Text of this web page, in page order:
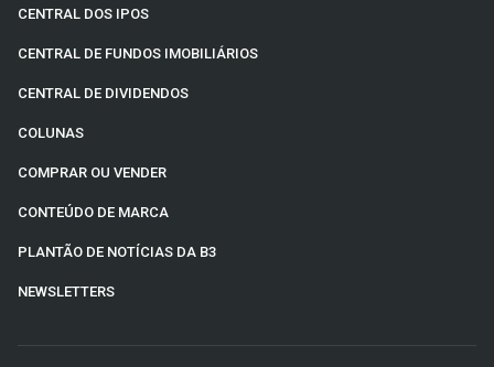
CENTRAL DOS IPOS
CENTRAL DE FUNDOS IMOBILIÁRIOS
CENTRAL DE DIVIDENDOS
COLUNAS
COMPRAR OU VENDER
CONTEÚDO DE MARCA
PLANTÃO DE NOTÍCIAS DA B3
NEWSLETTERS